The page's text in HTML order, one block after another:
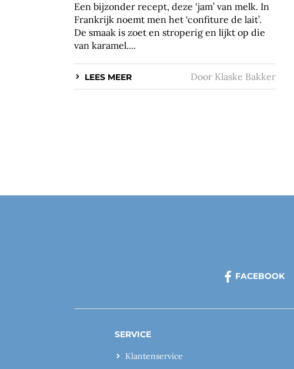
Een bijzonder recept, deze ‘jam’ van melk. In
Frankrijk noemt men het ‘confiture de lait’.
De smaak is zoet en stroperig en lijkt op die
van karamel....
LEES MEER Door Klaske Bakker
FACEBOOK
SERVICE
Klantenservice